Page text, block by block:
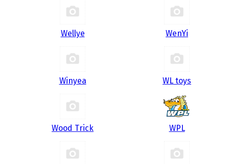
Wellye WenYi
Winyea WL toys
Wood Trick WPL